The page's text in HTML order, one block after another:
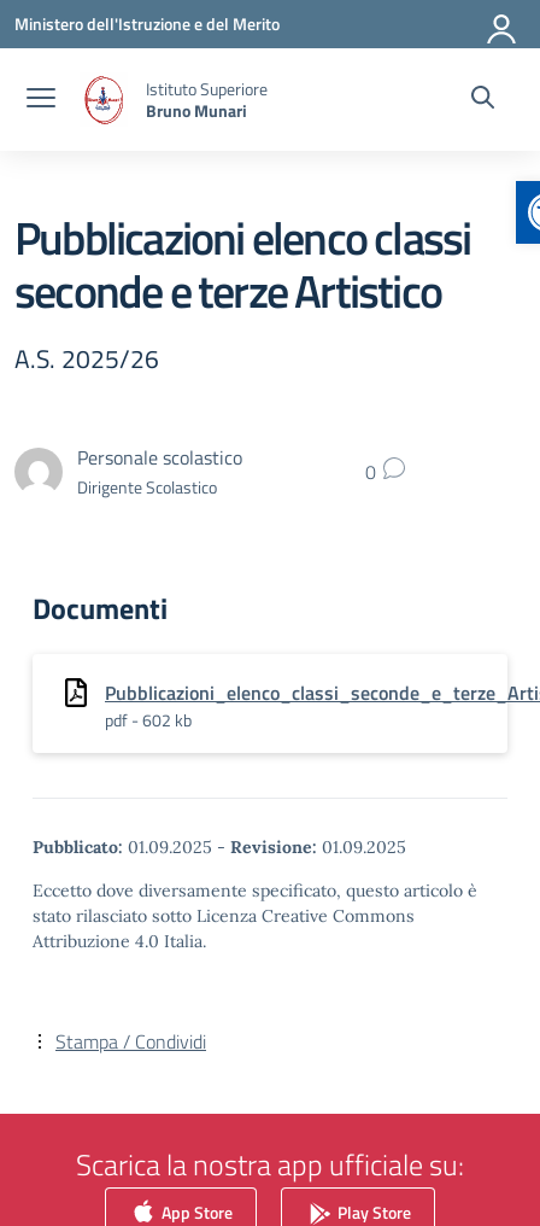
Vai ai contenuti
Vai al menu di navigazione
Vai al footer
Ministero dell'Istruzione e del Merito
Istituto Superiore
Bruno Munari
Pubblicazioni elenco classi
seconde e terze Artistico
A.S. 2025/26
Personale scolastico
Dirigente Scolastico 0
Documenti
pdf - 602 kb
Pubblicato: 01.09.2025 - Revisione: 01.09.2025
Eccetto dove diversamente specificato, questo articolo è
stato rilasciato sotto Licenza Creative Commons
Attribuzione 4.0 Italia.
Stampa / Condividi
Scarica la nostra app ufficiale su:
App Store Play Store